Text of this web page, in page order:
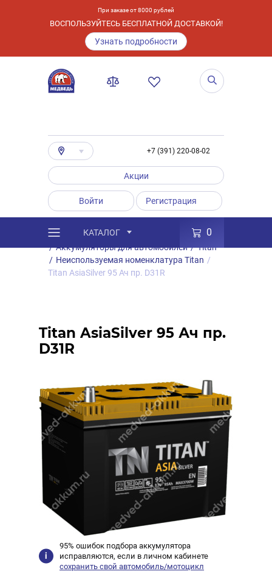
При заказе от 8000 рублей
ВОСПОЛЬЗУЙТЕСЬ БЕСПЛАТНОЙ ДОСТАВКОЙ!
Узнать подробности
+7 (391) 220-08-02
Акции
Войти Регистрация
КАТАЛОГ 0
Каталог / Товары
Аккумуляторы
/ Аккумуляторы для автомобилей / Titan
/ Неиспользуемая номенклатура Titan /
Titan AsiaSilver 95 Ач пр. D31R
Titan AsiaSilver 95 Ач пр.
D31R
95% ошибок подбора аккумулятора
исправляются, если в личном кабинете
сохранить свой автомобиль/мотоцикл